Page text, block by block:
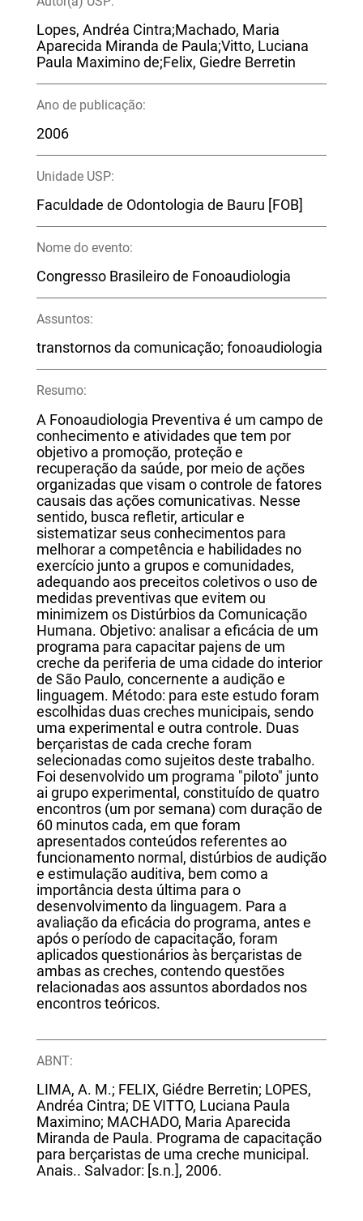
Lopes, Andréa Cintra;Machado, Maria
Aparecida Miranda de Paula;Vitto, Luciana
Paula Maximino de;Felix, Giedre Berretin
Ano de publicação:
2006
Unidade USP:
Faculdade de Odontologia de Bauru [FOB]
Nome do evento:
Congresso Brasileiro de Fonoaudiologia
Assuntos:
transtornos da comunicação; fonoaudiologia
Resumo:
A Fonoaudiologia Preventiva é um campo de
conhecimento e atividades que tem por
objetivo a promoção, proteção e
recuperação da saúde, por meio de ações
organizadas que visam o controle de fatores
causais das ações comunicativas. Nesse
sentido, busca refletir, articular e
sistematizar seus conhecimentos para
melhorar a competência e habilidades no
exercício junto a grupos e comunidades,
adequando aos preceitos coletivos o uso de
medidas preventivas que evitem ou
minimizem os Distúrbios da Comunicação
Humana. Objetivo: analisar a eficácia de um
programa para capacitar pajens de um
creche da periferia de uma cidade do interior
de São Paulo, concernente a audição e
linguagem. Método: para este estudo foram
escolhidas duas creches municipais, sendo
uma experimental e outra controle. Duas
berçaristas de cada creche foram
selecionadas como sujeitos deste trabalho.
Foi desenvolvido um programa "piloto" junto
ai grupo experimental, constituído de quatro
encontros (um por semana) com duração de
60 minutos cada, em que foram
apresentados conteúdos referentes ao
funcionamento normal, distúrbios de audição
e estimulação auditiva, bem como a
importância desta última para o
desenvolvimento da linguagem. Para a
avaliação da eficácia do programa, antes e
após o período de capacitação, foram
aplicados questionários às berçaristas de
ambas as creches, contendo questões
relacionadas aos assuntos abordados nos
encontros teóricos.
ABNT:
LIMA, A. M.; FELIX, Giédre Berretin; LOPES,
Andréa Cintra; DE VITTO, Luciana Paula
Maximino; MACHADO, Maria Aparecida
Miranda de Paula. Programa de capacitação
para berçaristas de uma creche municipal.
Anais.. Salvador: [s.n.], 2006.